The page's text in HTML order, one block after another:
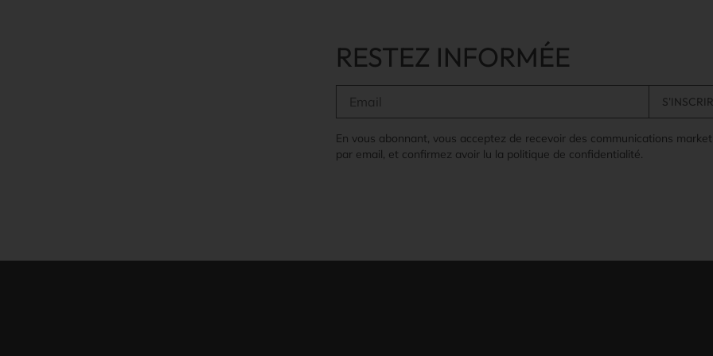
RESTEZ INFORMÉE
En vous abonnant, vous acceptez de recevoir des communications
par email, et confirmez avoir lu la politique de confidentialité.